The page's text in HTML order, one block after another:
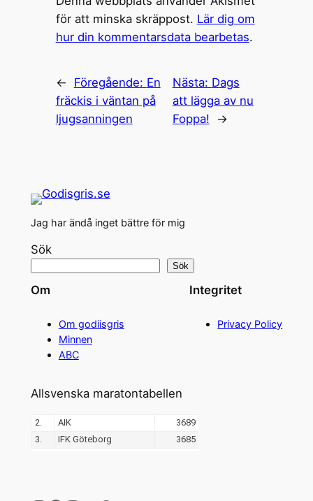
för att minska skräppost. Lär dig om
hur din kommentarsdata bearbetas.
← Föregående: En
fräckis i väntan på
ljugsanningen
Nästa: Dags
att lägga av nu
Foppa!
→
Jag har ändå inget bättre för mig
Sök
Sök
Om
Om godiisgris
Minnen
ABC
Integritet
Privacy Policy
Allsvenska maratontabellen